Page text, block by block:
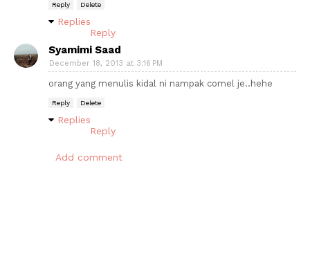
Reply Delete
Replies
Reply
Syamimi Saad
December 18, 2013 at 3:16 PM
orang yang menulis kidal ni nampak comel je..hehe
Reply Delete
Replies
Reply
Add comment